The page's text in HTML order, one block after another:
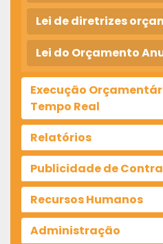
Lei de diretrizes
Lei do Orçamento
Execução
Tempo Real
Relatórios
Publicidade de
Recursos Humanos
Administração